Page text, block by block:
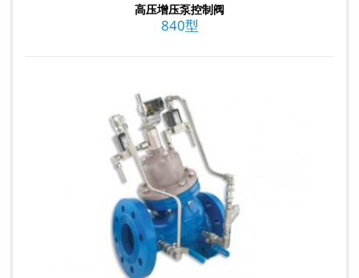
高压增压泵控制阀
840型